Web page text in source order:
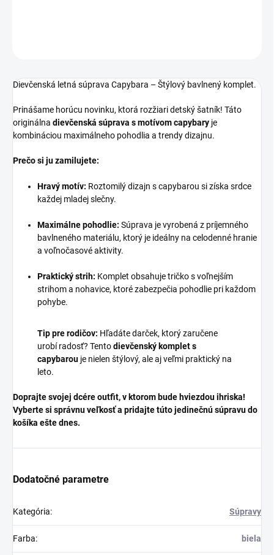
Dievčenská letná súprava Capybara – Štýlový bavlnený komplet.
Prinášame horúcu novinku, ktorá rozžiari detský šatník! Táto
originálna dievčenská súprava s motívom capybary je
kombináciou maximálneho pohodlia a trendy dizajnu.
Prečo si ju zamilujete:
Hravý motív: Roztomilý dizajn s capybarou si získa srdce
každej mladej slečny.
Maximálne pohodlie: Súprava je vyrobená z príjemného
bavlneného materiálu, ktorý je ideálny na celodenné hranie
a voľnočasové aktivity.
Praktický strih: Komplet obsahuje tričko s voľnejším
strihom a nohavice, ktoré zabezpečia pohodlie pri každom
pohybe.
Tip pre rodičov: Hľadáte darček, ktorý zaručene
urobí radosť? Tentodievčenský komplet s
capybarou je nielen štýlový, ale aj veľmi praktický na
leto.
Doprajte svojej dcére outfit, v ktorom bude hviezdou ihriska!
Vyberte si správnu veľkosť a pridajte túto jedinečnú súpravu do
košíka ešte dnes.
Dodatočné parametre
Kategória: Súpravy
Farba: biela